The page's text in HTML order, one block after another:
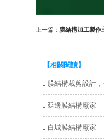
上一篇： 膜結構加工製作
【相關閱讀】
膜結構裁剪設計
延邊膜結構廠家
白城膜結構廠家